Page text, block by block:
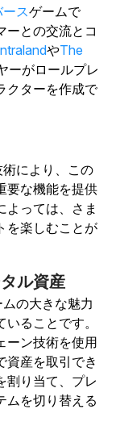
スゲームで
ーとの交流とコ
やThe
ーがロールプレ
クターを作成で
により、この
要な機能を提供
よっては、さま
を楽しむことが
ル資産
の大きな魅力
ることです。
ーン技術を使用
資産を取引でき
割り当て、プレ
ムを切り替える